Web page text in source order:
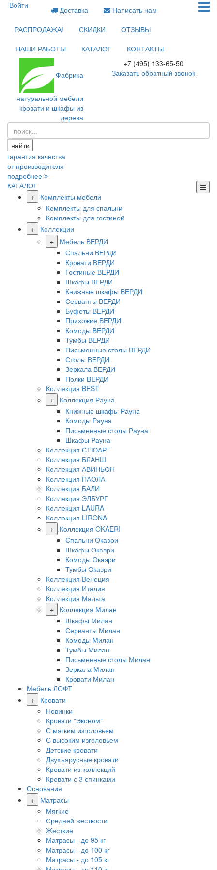
Войти Доставка
Написать нам
РАСПРОДАЖА!
СКИДКИ
ОТЗЫВЫ
НАШИ РАБОТЫ
КАТАЛОГ КОНТАКТЫ
Фабрика
натуральной мебели
кровати и шкафы из
дерева
+7 (495) 133-65-50
Заказать обратный звонок
найти
гарантия качества
от производителя
подробнее
КАТАЛОГ
+
Комплекты мебели
Комплекты для спальни
Комплекты для гостиной
+
Коллекции
+
Мебель ВЕРДИ
Спальни ВЕРДИ
Кровати ВЕРДИ
Гостиные ВЕРДИ
Шкафы ВЕРДИ
Книжные шкафы ВЕРДИ
Серванты ВЕРДИ
Буфеты ВЕРДИ
Прихожие ВЕРДИ
Комоды ВЕРДИ
Тумбы ВЕРДИ
Письменные столы ВЕРДИ
Столы ВЕРДИ
Зеркала ВЕРДИ
Полки ВЕРДИ
Коллекция BEST
+
Коллекция Рауна
Книжные шкафы Рауна
Комоды Рауна
Письменные столы Рауна
Шкафы Рауна
Коллекция СТЮАРТ
Коллекция БЛАНШ
Коллекция АВИНЬОН
Коллекция ПАОЛА
Коллекция БАЛИ
Коллекция ЭЛБУРГ
Коллекция LAURA
Коллекция LIRONA
+
Коллекция OKAERI
Спальни Окаэри
Шкафы Окаэри
Комоды Окаэри
Тумбы Окаэри
Коллекция Венеция
Коллекция Италия
Коллекция Мальта
+
Коллекция Милан
Шкафы Милан
Серванты Милан
Комоды Милан
Тумбы Милан
Письменные столы Милан
Зеркала Милан
Кровати Милан
Мебель ЛОФТ
+
Кровати
Новинки
Кровати "Эконом"
С мягким изголовьем
С высоким изголовьем
Детские кровати
Двухъярусные кровати
Кровати из коллекций
Кровати с 3 спинками
Основания
+
Матрасы
Мягкие
Средней жесткости
Жесткие
Матрасы - до 95 кг
Матрасы - до 100 кг
Матрасы - до 105 кг